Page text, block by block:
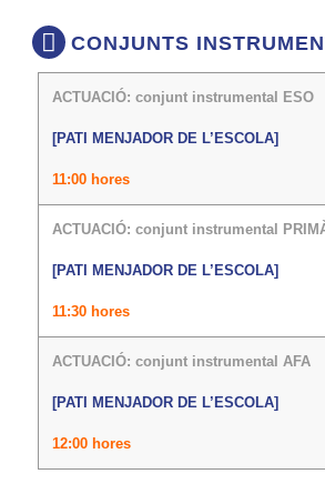
CONJUNTS
ACTUACIÓ: conjunt instrumental ESO
[PATI MENJADOR DE L’ESCOLA]
11:00 hores
ACTUACIÓ: conjunt instrumental
[PATI MENJADOR DE L’ESCOLA]
11:30 hores
ACTUACIÓ: conjunt instrumental AFA
[PATI MENJADOR DE L’ESCOLA]
12:00 hores